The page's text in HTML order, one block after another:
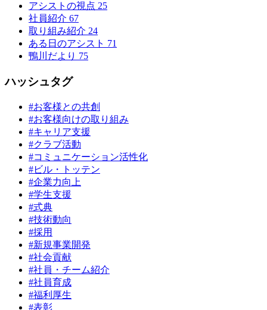
アシストの視点 25
社員紹介 67
取り組み紹介 24
ある日のアシスト 71
鴨川だより 75
ハッシュタグ
#お客様との共創
#お客様向けの取り組み
#キャリア支援
#クラブ活動
#コミュニケーション活性化
#ビル・トッテン
#企業力向上
#学生支援
#式典
#技術動向
#採用
#新規事業開発
#社会貢献
#社員・チーム紹介
#社員育成
#福利厚生
#表彰